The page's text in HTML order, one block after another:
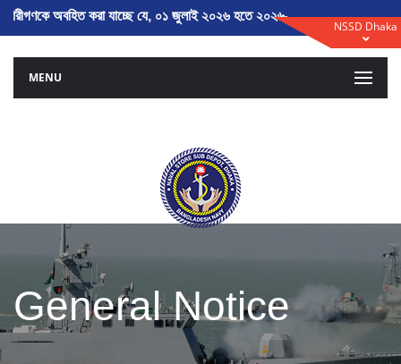
অবহিত করা যাচ্ছে যে, ০১ জুলাই ২০২৬ হতে ২০২৬-২০২৭ অর্থ
NSSD Dhaka
MENU
General Notice